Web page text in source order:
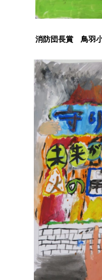
消防団長賞 鳥